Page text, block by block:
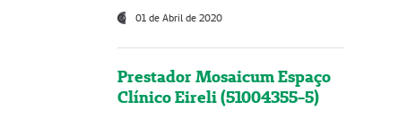
01 de Abril de 2020
Prestador Mosaicum Espaço
Clínico Eireli (51004355-5)